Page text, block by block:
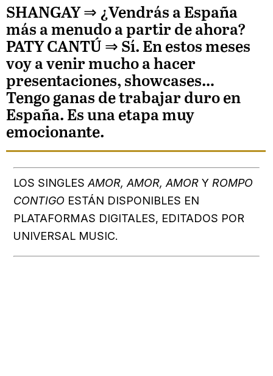
SHANGAY ⇒ ¿Vendrás a España
más a menudo a partir de ahora?
PATY CANTÚ ⇒ Sí. En estos meses
voy a venir mucho a hacer
presentaciones, showcases…
Tengo ganas de trabajar duro en
España. Es una etapa muy
emocionante.
LOS SINGLESAMOR, AMOR, AMOR Y ROMPO
CONTIGO ESTÁN DISPONIBLES EN
PLATAFORMAS DIGITALES, EDITADOS POR
UNIVERSAL MUSIC.